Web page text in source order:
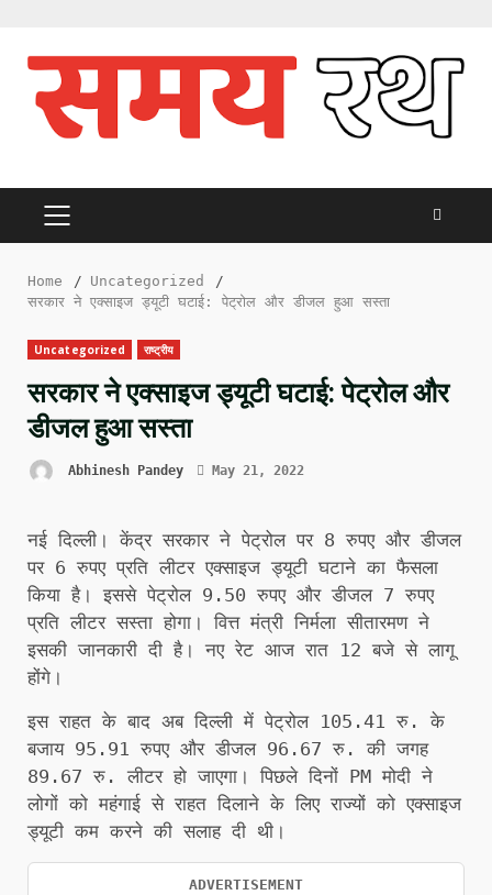
content
PRIMARY
Home
Uncategorized
सरकार ने एक्साइज ड्यूटी घटाई: पेट्रोल और डीजल हुआ सस्ता
Uncategorized राष्ट्रीय
सरकार ने एक्साइज ड्यूटी घटाई: पेट्रोल और
डीजल हुआ सस्ता
Abhinesh Pandey May 21, 2022
नई दिल्ली। केंद्र सरकार ने पेट्रोल पर 8 रुपए और डीजल
पर 6 रुपए प्रति लीटर एक्साइज ड्यूटी घटाने का फैसला
किया है। इससे पेट्रोल 9.50 रुपए और डीजल 7 रुपए
प्रति लीटर सस्ता होगा। वित्त मंत्री निर्मला सीतारमण ने
इसकी जानकारी दी है। नए रेट आज रात 12 बजे से लागू
होंगे।
इस राहत के बाद अब दिल्ली में पेट्रोल 105.41 रु. के
बजाय 95.91 रुपए और डीजल 96.67 रु. की जगह
89.67 रु. लीटर हो जाएगा। पिछले दिनों PM मोदी ने
लोगों को महंगाई से राहत दिलाने के लिए राज्यों को एक्साइज
ड्यूटी कम करने की सलाह दी थी।
ADVERTISEMENT